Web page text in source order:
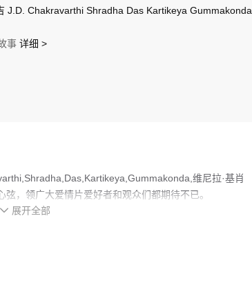
J.D. Chakravarthi Shradha Das Kartikeya Gummakonda
事 详细 >
维尼拉·基肖
，领广大爱情片爱好者和观众们都期待不已。
 展开全部